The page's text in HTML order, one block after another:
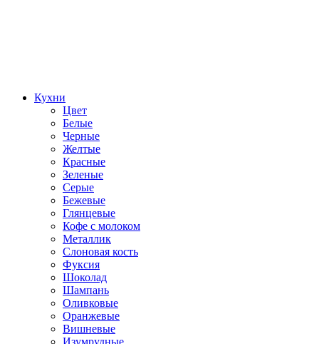
Кухни
Цвет
Белые
Черные
Желтые
Красные
Зеленые
Серые
Бежевые
Глянцевые
Кофе с молоком
Металлик
Слоновая кость
Фуксия
Шоколад
Шампань
Оливковые
Оранжевые
Вишневые
Изумрудные